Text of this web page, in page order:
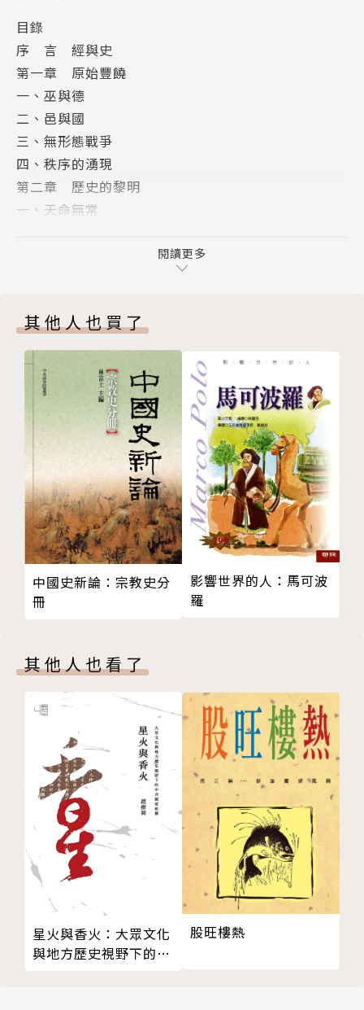
劉仲敬本書，首次揭示出「華夏世界」的「經」與
「史」是：
——從周政，變成秦政
——從封建多國體系，變成大一統吏治國家
——從有機的共同體，變成編戶齊民的散沙社會
——從彼此制衡的貴族社會，變成由僭主、冒險家
和遊士組成的汲取社會的宮廷權貴集團
——從「皇帝與士大夫共治天下」的理論，淪落成
「宮廷權貴和朋黨共治」的現實。
替」，在作者看來，華夏世界裡固然存在周秦漢元明清
這樣的古代王朝國家，但用「正統性理論」把這些珠子
串起來的中國朝代史，不過是近代的國族主義虛構。
本書上部認為，華夏世界遵循自己的季候循環。從
「歷史的黎明」（第二章章名）開始，經由盛夏之路
（第三章）演變為秋收和「嚴冬來臨」（第五章章
名），從而實現了歷史的終結。之後則進入史後之人的
時代。華夏版的歷史終結論，對應的時間大約是從商周
到秦漢，這段時間是華夏世界的形成期，也是其憲政體
系從周政發展為秦政，從封建多國體系演化為大一統吏
治國家的時期。路徑一旦鎖定，歷史的發展已經沒有其
他可能性，只能等待蠻族的秩序輸入。
統治」的歷史。從蠻族的闌入（五胡十六國）、到蠻族
披上華夏外衣、優孟衣冠的魏晉隋唐（第七章），再到
蠻族素面登場、殖民華夏的元清（第八章），最後在西
方近代秩序的輸入之下，華夏世界的天下主義終結，東
亞淪為為地方（第九章）。從此，「中國」作為近代國
族國家出現在東亞。
本書可以說是一部倒著看的「中國史」
對於習慣錢穆《國史大綱》或是中國馬克思史觀下
的中國古代史的讀者，本書的結構和觀點都是振聾發
聵。本著這樣的切入視角，原本「中國史」的關注焦
點，在本書中則幾乎看不到，原本「中國史」讚美的價
值，本書則可能得出相反的評價。從這個角度看，本書
目錄
序 言 經與史
第一章 原始豐饒
一、巫與德
二、邑與國
三、無形態戰爭
四、秩序的湧現
第二章 歷史的黎明
一、天命無常
三、軍事殖民與地緣政治
四、周禮社會的各等級自由
一、諸夏與夷狄
二、文明共同體的憲制秩序與世界秩序
三、游士與啟蒙者
四、禮崩樂壞
第四章 革命時代
一、軍國主義與群眾的解放
二、暴秦與歷史的終結
三、貴族的反動和毀滅
四、天漢與諸夏的灰燼
第五章 嚴冬將臨
一、秋收時節的世界帝國
二、儒士與法吏
三、新莽與王道的最後破產
一、漢魏君統在江東的傳承與滅亡
二、蠻族與士族
三、吏治國家的復活與強化
四、部落與軍戶
第七章 優孟衣冠
一、士族的沒落與科第的興起
二、蠻族傭兵的興起和沒落
三、殘唐五代的藩鎮、憲制與共同體
四、東亞世界體系
第八章 吏治國家的沒落
一、士紳社會的榮耀與殘缺
二、蠻族輸入秩序
三、流氓無產者的天下
四、垂死文明的戰利品爭奪者
閱讀更多
其他人也買了
中國史新論：宗教史分
冊
影響世界的人：馬可波
羅
其他人也看了
星火與香火：大眾文化
與地方歷史視野下的中
股旺樓熱